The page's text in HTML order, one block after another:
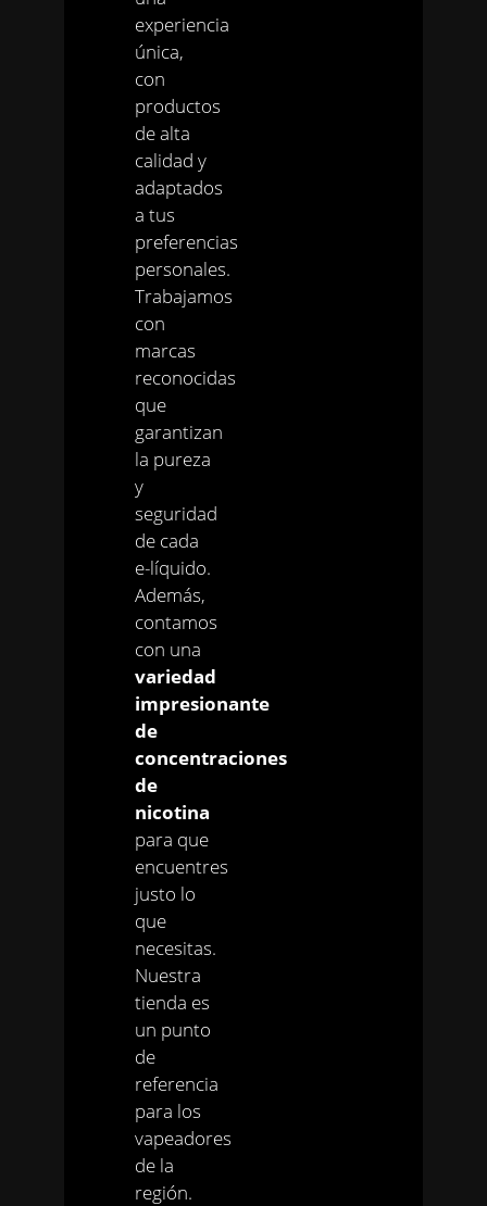
experiencia
única,
con
productos
de alta
calidad y
adaptados
a tus
preferencias
personales.
Trabajamos
con
marcas
reconocidas
que
garantizan
la pureza
y
seguridad
de cada
e-líquido.
Además,
contamos
con una
variedad
impresionante
de
concentraciones
de
nicotina
para que
encuentres
justo lo
que
necesitas.
Nuestra
tienda es
un punto
de
referencia
para los
vapeadores
de la
región.